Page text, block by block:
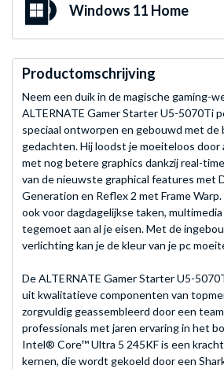
Windows 11 Home
Productomschrijving
Neem een duik in de magische gaming-
ALTERNATE Gamer Starter U5-5070Ti
speciaal ontworpen en gebouwd met de
gedachten. Hij loodst je moeiteloos door
met nog betere graphics dankzij real-
van de nieuwste graphical features met
Generation en Reflex 2 met Frame
ook voor dagdagelijkse taken,
tegemoet aan al je eisen. Met de
verlichting kan je de kleur van je pc
De ALTERNATE Gamer Starter U5-
uit kwalitatieve componenten van
zorgvuldig geassembleerd door een
professionals met jaren ervaring in het
Intel® Core™ Ultra 5 245KF is een
kernen, die wordt gekoeld door een